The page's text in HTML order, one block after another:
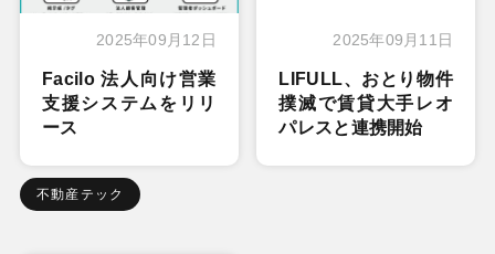
2025年09月12日
Facilo 法人向け営業
支援システムをリリ
ース
不動産テック
2025年09月11日
LIFULL、おとり物件
撲滅で賃貸大手レオ
パレスと連携開始